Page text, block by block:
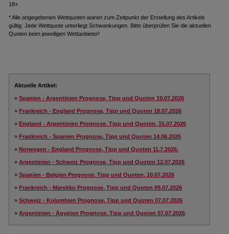
18+
* Alle angegebenen Wettquoten waren zum Zeitpunkt der Erstellung des Artikels
gültig. Jede Wettquote unterliegt Schwankungen. Bitte überprüfen Sie die aktuellen
Quoten beim jeweiligen Wettanbieter!
Aktuelle Artikel:
»Spanien - Argentinien Prognose, Tipp und Quoten 19.07.2026
»Frankreich - England Prognose, Tipp und Quoten 18.07.2026
»England - Argentinien Prognose, Tipp und Quoten, 15.07.2026
»Frankreich - Spanien Prognose, Tipp und Quoten 14.06.2026
»Norwegen - England Prognose, Tipp und Quoten 11.7.2026.
»Argentinien - Schweiz Prognose, Tipp und Quoten 12.07.2026
»Spanien - Belgien Prognose, Tipp und Quoten, 10.07.2026
»Frankreich - Marokko Prognose, Tipp und Quoten 09.07.2026
»Schweiz - Kolumbien Prognose, Tipp und Quoten 07.07.2026
»Argentinien - Ägypten Prognose, Tipp und Quoten 07.07.2026